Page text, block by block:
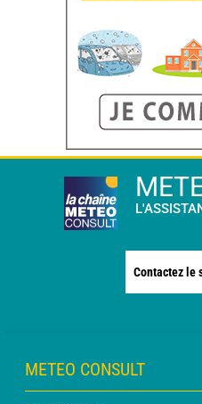
Contactez le
METEO CONSULT